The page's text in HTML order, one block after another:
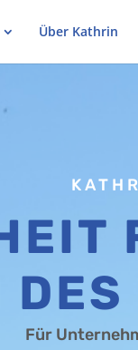
Über Kathrin
Für